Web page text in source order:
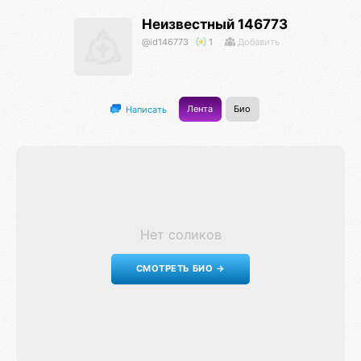
Неизвестный 146773
@id146773 1 Добавить
Написать Лента Био
Нет соликов
СМОТРЕТЬ БИО →